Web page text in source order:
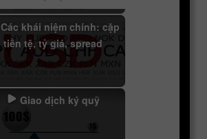
Các khái niệm chính: cặp
tiền tệ, tỷ giá, spread
Giao dịch ký quỹ